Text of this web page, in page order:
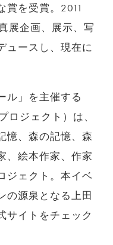
賞を受賞。2011
展企画、展示、写
ュースし、現在に
ル」を主催する
ロジェクト）は、
憶、森の記憶、森
、絵本作家、作家
ジェクト。本イベ
の源泉となる上田
サイトをチェック